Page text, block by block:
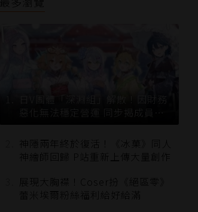
惡化無法穩定營運 同步揭成員未
來去向
神隱兩年終於復活！《冰菓》同人
神繪師回歸 P站重新上傳大量創作
展現大胸襟！Coser扮《絕區零》
蕾米埃爾粉絲福利給好給滿